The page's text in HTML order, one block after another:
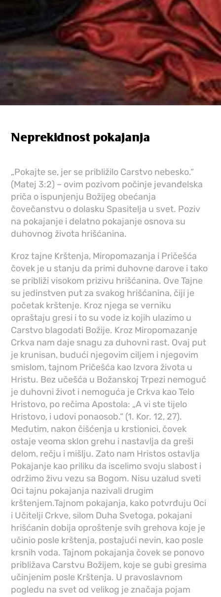
Neprekidnost pokajanja
„Pokajte se, jer se približilo Carstvo nebesko.“
(Matej 3:2) – ovim pozivom počinje jevanđelska
priča o ispunjenju Božijeg obećanja
čovečanstvu o dolasku Spasitelja u svet. Poziv
na pokajanje i delatno pokajanje osnova su
duhovnog života hrišćanina.
Kroz tajne Krštenja, Miropomazanja i Pričešća
čovek je u stanju da primi duhovne darove i tako
se približi visokom prizivu hrišćanina. Ove Tajne
su jedinstven put za svakog hrišćanina, čiji je
početak krštenje. Kroz njega se verniku
opraštaju gresi i to su vode iz kojih ulazimo u
Carstvo blagodati Božije. Kroz Miropomazanje
Crkva nam daje snagu za duhovni rast. Ovaj put
je krunisan, budući njegovim ciljem i njegovim
smislom, tajnom Pričešća kao Izvora života u
Hristu. Bez učešća u Božanskoj Trpezi nemoguć
je duhovni život i nemoguća je Crkva kao Telo
Hristovo, po rečima Apostola: „A vi ste tijelo
Hristovo, i udovi ponaosob.“ (1. Kor. 12, 27).
Međutim, nakon čišćenja u krstionici, čovek
ostaje veoma sklon grehu i nastavlja da greši
delom, rečju i mišlju. Zato nam Hristos ostavlja
Pokajanje kao priliku da iscelimo svoju slabost i
održimo živu vezu sa Bogom. Nisu uzalud sveti
Oci tajnu pokajanja nazivali drugim
krštenjem.Tajnom pokajanja, kako potvrđuju Oci
i Učitelji Crkve, silom Duha Svetoga, pokajani
hrišćanin dobija oproštenje svih grehova koje je
učinio posle krštenja, postajući nevin, kao posle
krsnih voda. Tajnom pokajanja čovek se ponovo
približava Carstvu Božijem, koje se gubi gresima
učinjenim posle Krštenja. U pravoslavnom
pogledu na svet od velikog je značaja pojam